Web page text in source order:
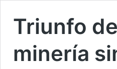
Triunfo
minería